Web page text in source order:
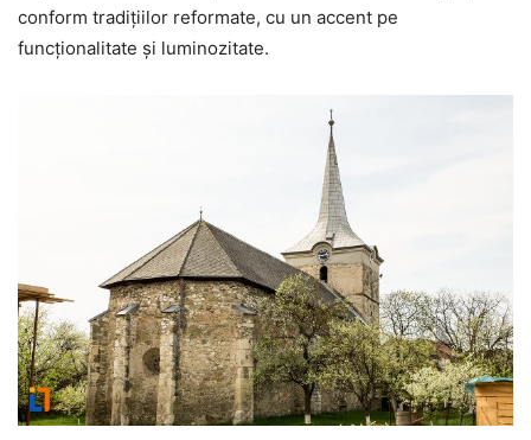
conform tradițiilor reformate, cu un accent pe
funcționalitate și luminozitate.